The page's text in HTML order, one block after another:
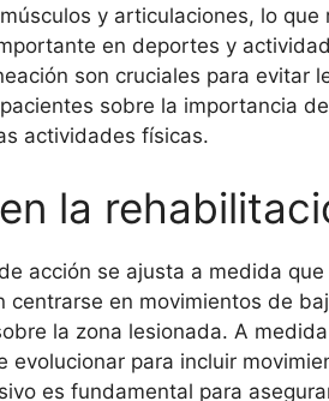
y articulaciones, lo que
en deportes y
son cruciales para evitar
sobre la importancia
actividades físicas.
la
acción se ajusta a medida
centrarse en movimientos de
la zona lesionada. A
evolucionar para incluir
es fundamental para